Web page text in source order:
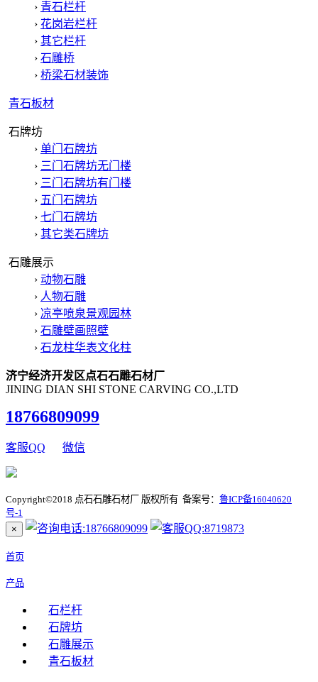
› 青石栏杆
› 花岗岩栏杆
› 其它栏杆
› 石雕桥
› 桥梁石材装饰
青石板材
石牌坊
› 单门石牌坊
› 三门石牌坊无门楼
› 三门石牌坊有门楼
› 五门石牌坊
› 七门石牌坊
› 其它类石牌坊
石雕展示
› 动物石雕
› 人物石雕
› 凉亭喷泉景观园林
› 石雕壁画照壁
› 石龙柱华表文化柱
济宁经济开发区点石石雕石材厂
JINING DIAN SHI STONE CARVING CO.,LTD
18766809099
客服QQ 微信
Copyright©2018 点石石雕石材厂 版权所有 备案号： 鲁ICP备16040620
号-1
×
首页
产品
石栏杆
石牌坊
石雕展示
青石板材